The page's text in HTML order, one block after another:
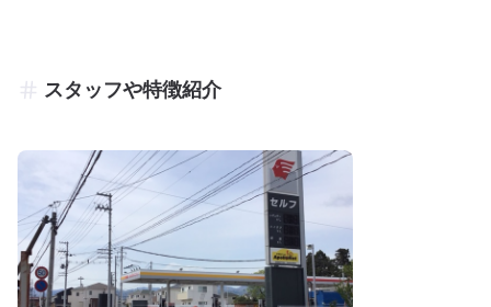
スタッフや特徴紹介